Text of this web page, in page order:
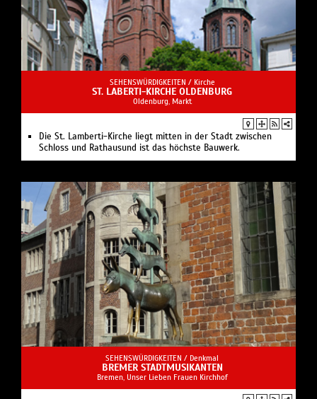
SEHENSWÜRDIGKEITEN / Kirche
ST. LABERTI-KIRCHE OLDENBURG
Oldenburg, Markt
Die St. Lamberti-Kirche liegt mitten in der Stadt zwischen
Schloss und Rathausund ist das höchste Bauwerk.
SEHENSWÜRDIGKEITEN / Denkmal
BREMER STADTMUSIKANTEN
Bremen, Unser Lieben Frauen Kirchhof